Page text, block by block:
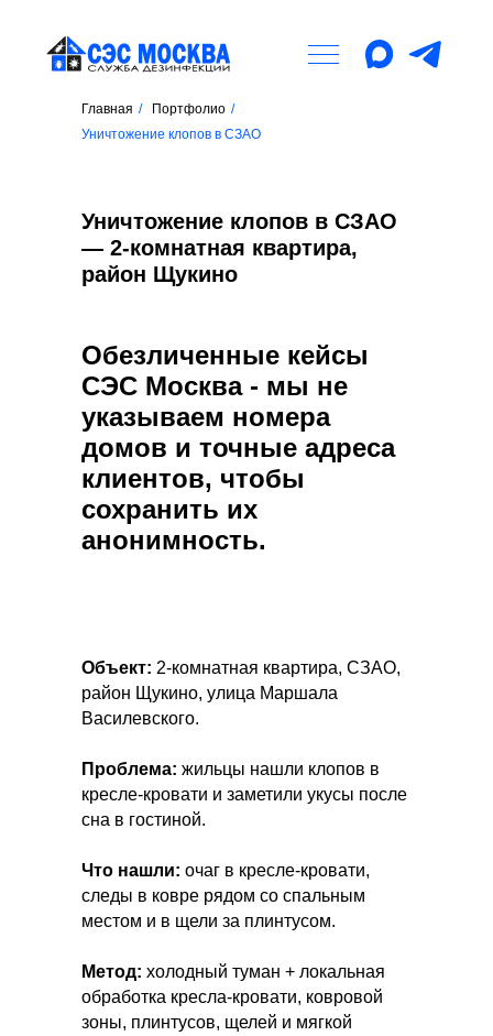
Главная / Портфолио /
Уничтожение клопов в СЗАО
Уничтожение клопов в СЗАО
— 2-комнатная квартира,
район Щукино
Обезличенные кейсы
СЭС Москва - мы не
указываем номера
домов и точные адреса
клиентов, чтобы
сохранить их
анонимность.
Объект: 2-комнатная квартира, СЗАО,
район Щукино, улица Маршала
Василевского.
Проблема: жильцы нашли клопов в
кресле-кровати и заметили укусы после
сна в гостиной.
Что нашли: очаг в кресле-кровати,
следы в ковре рядом со спальным
местом и в щели за плинтусом.
Метод: холодный туман + локальная
обработка кресла-кровати, ковровой
зоны, плинтусов, щелей и мягкой